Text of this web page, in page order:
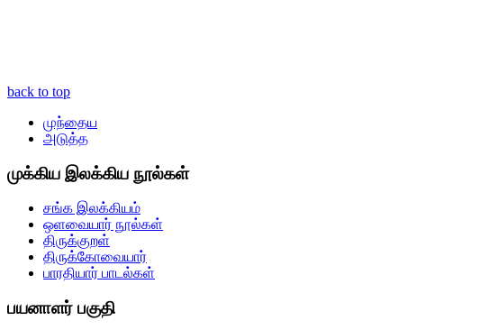
back to top
முந்தைய
அடுத்த
முக்கிய இலக்கிய நூல்கள்
சங்க இலக்கியம்
ஒளவையார் நூல்கள்
திருக்குறள்
திருக்கோவையார்
பாரதியார் பாடல்கள்
பயனாளர் பகுதி